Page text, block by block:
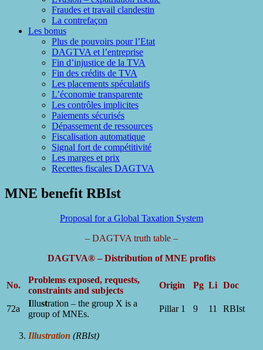
Fraudes et travail clandestin
La contrefaçon
Les bonus
Plus de pouvoirs pour l’Etat
DAGTVA et l’entreprise
Fin d’injustice de la TVA
Fin des crédits de TVA
Les placements spéculatifs
L’économie transparente
Les contrôles implicites
Paiements sécurisés
Dépassement de ressources
Fiscalisation automatique
Signal fort de compétitivité
Les marges et prix
Recettes fiscales DAGTVA
MNE benefit RBIst
Proposal for a Global Taxation System
– DAGTVA truth table –
DAGTVA® – Distribution of MNE profits
No.
Problems exposed, requests,
constraints and subjects
Origin Pg Li Doc
72a
Illustration – the group X is a
group of MNEs.
Pillar 1 9 11 RBIst
Illustration (RBIst)